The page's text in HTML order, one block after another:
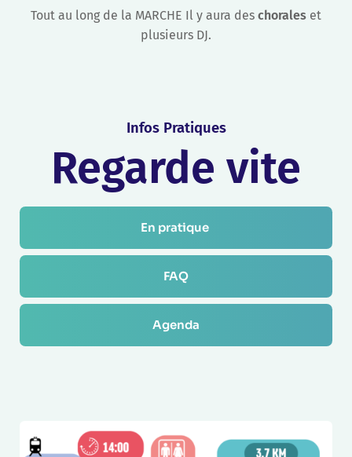
Tout au long de la MARCHE Il y aura des chorales et
plusieurs DJ.
Infos Pratiques
Regarde vite
En pratique
FAQ
Agenda